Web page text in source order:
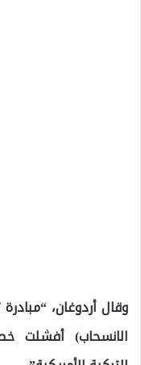
وقال أردوغان،
الانسحاب) أفشلت